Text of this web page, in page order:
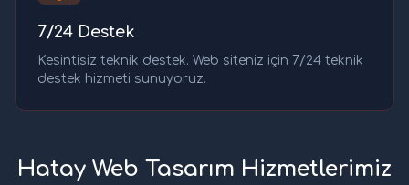
7/24 Destek
Kesintisiz teknik destek. Web siteniz için 7/24 teknik
destek hizmeti sunuyoruz.
Hatay Web Tasarım Hizmetlerimiz